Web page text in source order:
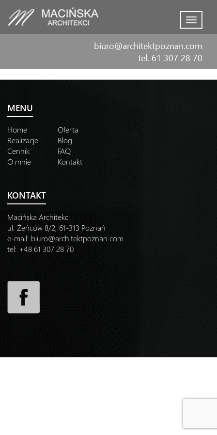
Menu
biuro@architektpoznan.com
tel. 61 307 28 70
MENU
Home
Oferta
Realizacje
Blog
Cennik
FAQ
O mnie
Kontakt
KONTAKT
Macińska Architekci
ul. Żeńców 8/2, 61-313 Poznań
e-mail: biuro@architektpoznan.com
tel: +48 61 307 28 70